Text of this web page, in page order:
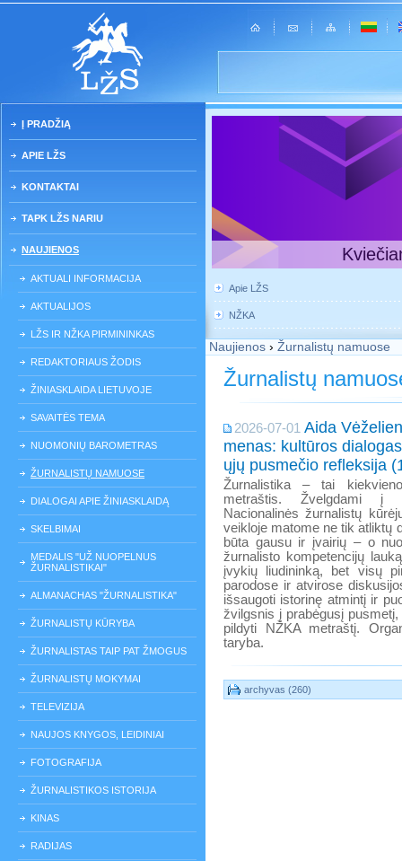
Į PRADŽIĄ
APIE LŽS
KONTAKTAI
TAPK LŽS NARIU
NAUJIENOS
AKTUALI INFORMACIJA
AKTUALIJOS
LŽS IR NŽKA PIRMININKAS
REDAKTORIAUS ŽODIS
ŽINIASKLAIDA LIETUVOJE
SAVAITĖS TEMA
NUOMONIŲ BAROMETRAS
ŽURNALISTŲ NAMUOSE
DIALOGAI APIE ŽINIASKLAIDĄ
SKELBIMAI
MEDALIS "UŽ NUOPELNUS
ŽURNALISTIKAI"
ALMANACHAS "ŽURNALISTIKA"
ŽURNALISTŲ KŪRYBA
ŽURNALISTAS TAIP PAT ŽMOGUS
ŽURNALISTŲ MOKYMAI
TELEVIZIJA
NAUJOS KNYGOS, LEIDINIAI
FOTOGRAFIJA
ŽURNALISTIKOS ISTORIJA
KINAS
RADIJAS
Apie LŽS
NŽKA
Naujienos › Žurnalistų namuose
Žurnalistų
2026-07-01 Aida
menas: kultūros
ųjų pusmečio refleksija
Žurnalistika – tai
metraštis. Žvelgdami į
Nacionalinės žurnalistų
veikloje matome ne tik atliktų
būta gausu ir įvairių – o
žurnalisto kompetencijų
įvykių liudininką, bet visų
parodose ir atvirose
išsaugoti istorinę atmintį ir
žvilgsnis į prabėgusį
pildyti NŽKA metraštį.
taryba.
archyvas (260)